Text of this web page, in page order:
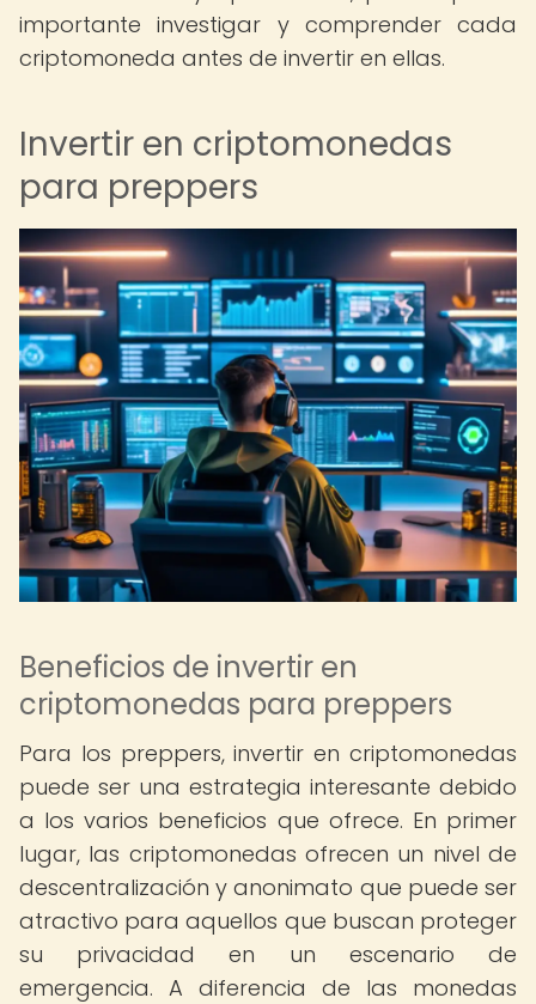
importante investigar y comprender cada
criptomoneda antes de invertir en ellas.
Invertir en criptomonedas
para preppers
Beneficios de invertir en
criptomonedas para preppers
Para los preppers, invertir en criptomonedas
puede ser una estrategia interesante debido
a los varios beneficios que ofrece. En primer
lugar, las criptomonedas ofrecen un nivel de
descentralización y anonimato que puede ser
atractivo para aquellos que buscan proteger
su privacidad en un escenario de
emergencia. A diferencia de las monedas